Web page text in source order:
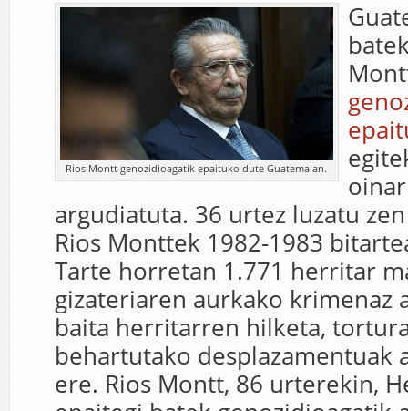
Rios Montt genozidioagatik epaituko dute Guatemalan.
argudiatuta. 36 urtez luzatu
Rios Monttek 1982-1983
Tarte horretan 1.771 herritar
gizateriaren aurkako krimenaz
baita herritarren hilketa,
behartutako desplazamentuak
ere. Rios Montt, 86 urterekin,